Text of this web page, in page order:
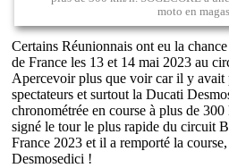
moto en
Certains Réunionnais ont eu la
de France les 13 et 14 mai 2023 au
Apercevoir plus que voir car il y avait
spectateurs et surtout la Ducati
chronométrée en course à plus de
signé le tour le plus rapide du circuit
France 2023 et il a remporté la
Desmosedici !